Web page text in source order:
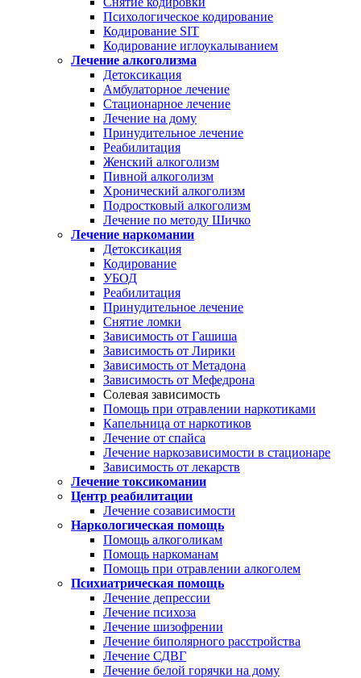
Психологическое кодирование
Кодирование SIT
Кодирование иглоукалыванием
Лечение алкоголизма
Детоксикация
Амбулаторное лечение
Стационарное лечение
Лечение на дому
Принудительное лечение
Реабилитация
Женский алкоголизм
Пивной алкоголизм
Хронический алкоголизм
Подростковый алкоголизм
Лечение по методу Шичко
Лечение наркомании
Детоксикация
Кодирование
УБОД
Реабилитация
Принудительное лечение
Снятие ломки
Зависимость от Гашиша
Зависимость от Лирики
Зависимость от Метадона
Зависимость от Мефедрона
Солевая зависимость
Помощь при отравлении наркотиками
Капельница от наркотиков
Лечение от спайса
Лечение наркозависимости в стационаре
Зависимость от лекарств
Лечение токсикомании
Центр реабилитации
Лечение созависимости
Наркологическая помощь
Помощь алкоголикам
Помощь наркоманам
Помощь при отравлении алкоголем
Психиатрическая помощь
Лечение депрессии
Лечение психоза
Лечение шизофрении
Лечение биполярного расстройства
Лечение СДВГ
Лечение белой горячки на дому